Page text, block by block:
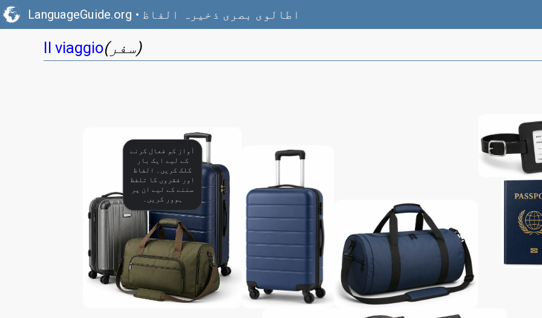
LanguageGuide.org • اطالوی بصری ذخیرہ الفاظ
Il viaggio (سفر)
آواز کو فعال کرنے
کے لیے ایک بار
کلک کریں۔ الفاظ
اور فقروں کا تلفظ
سننے کے لیے ان پر
ہوور کریں۔